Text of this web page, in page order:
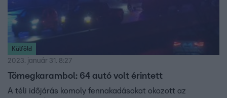
Külföld
2023. január 31. 8:27
Tömegkarambol: 64 autó volt érintett
A téli időjárás komoly fennakadásokat okozott az